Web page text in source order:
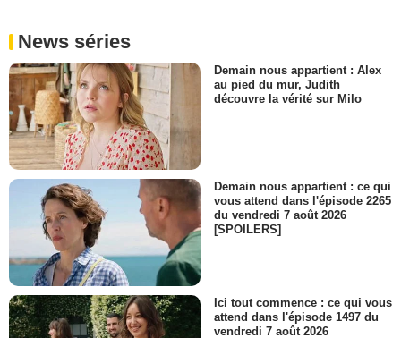
News séries
Demain nous appartient : Alex
au pied du mur, Judith
découvre la vérité sur Milo
Demain nous appartient : ce qui
vous attend dans l'épisode 2265
du vendredi 7 août 2026
[SPOILERS]
Ici tout commence : ce qui vous
attend dans l'épisode 1497 du
vendredi 7 août 2026